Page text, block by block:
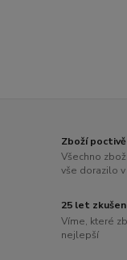
Zboží
Všechno
vše dorazilo
25 let
Víme, které
nejlepší